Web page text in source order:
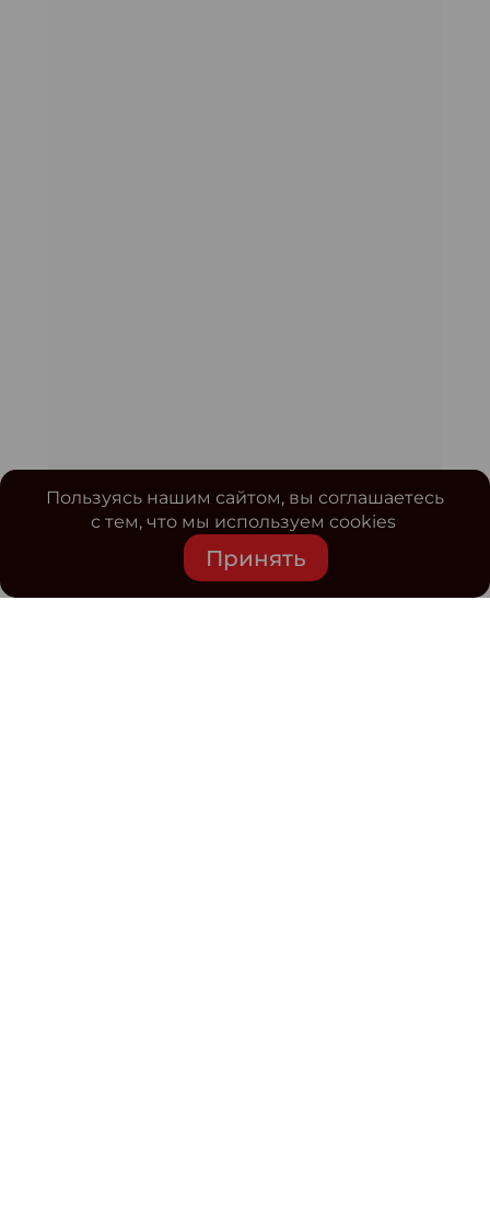
Пользуясь нашим сайтом, вы соглашаетесь
с тем, что мы используем cookies
Принять